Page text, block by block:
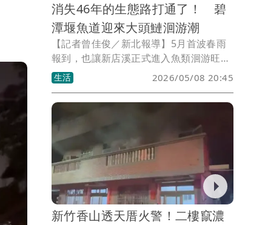
消失46年的生態路打通了！ 碧
潭堰魚道迎來大頭鰱洄游潮
【記者曾佳俊／新北報導】5月首波春雨
報到，也讓新店溪正式進入魚類洄游旺
季！新北市水利局昨（7）日在碧潭堰再
度拍下大頭鰱成群逆流上溯畫面，魚群順
著魚道奮力向上游前進，不僅證實碧潭堰
已成為魚蝦蟹類重要洄游通道，也顯示新
店溪水環境明顯改善。
生活 2026/05/08 20:45
新竹香山透天厝火警！二樓竄濃